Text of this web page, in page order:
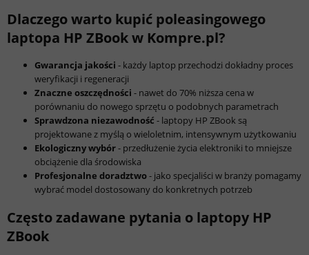
Dlaczego warto kupić poleasingowego
laptopa HP ZBook w Kompre.pl?
Gwarancja jakości - każdy laptop przechodzi dokładny proces
weryfikacji i regeneracji
Znaczne oszczędności - nawet do 70% niższa cena w
porównaniu do nowego sprzętu o podobnych parametrach
Sprawdzona niezawodność - laptopy HP ZBook są
projektowane z myślą o wieloletnim, intensywnym użytkowaniu
Ekologiczny wybór- przedłużenie życia elektroniki to mniejsze
obciążenie dla środowiska
Profesjonalne doradztwo- jako specjaliści w branży pomagamy
wybrać model dostosowany do konkretnych potrzeb
Często zadawane pytania o laptopy HP
ZBook